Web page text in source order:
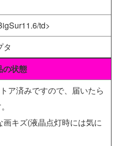
td>
タ
の状態
ア済みですので、届いたら
キズ(液晶点灯時には気に